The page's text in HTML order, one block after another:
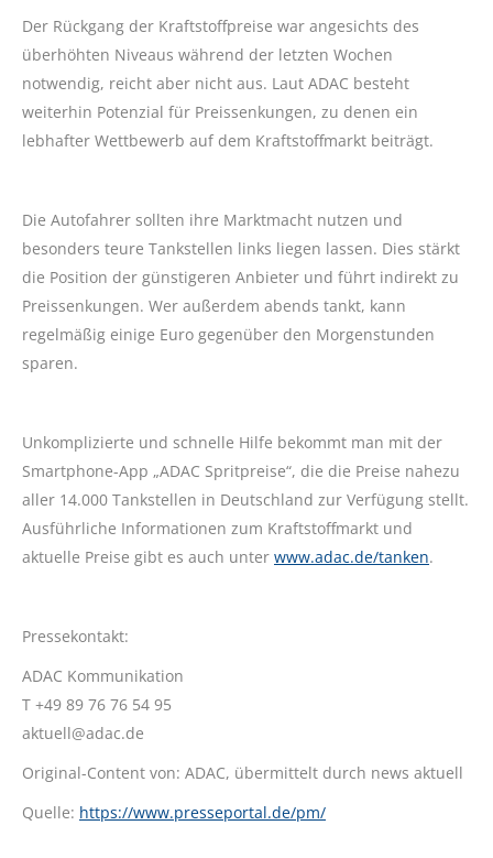
Der Rückgang der Kraftstoffpreise war angesichts des
überhöhten Niveaus während der letzten Wochen
notwendig, reicht aber nicht aus. Laut ADAC besteht
weiterhin Potenzial für Preissenkungen, zu denen ein
lebhafter Wettbewerb auf dem Kraftstoffmarkt beiträgt.
Die Autofahrer sollten ihre Marktmacht nutzen und
besonders teure Tankstellen links liegen lassen. Dies stärkt
die Position der günstigeren Anbieter und führt indirekt zu
Preissenkungen. Wer außerdem abends tankt, kann
regelmäßig einige Euro gegenüber den Morgenstunden
sparen.
Unkomplizierte und schnelle Hilfe bekommt man mit der
Smartphone-App „ADAC Spritpreise“, die die Preise nahezu
aller 14.000 Tankstellen in Deutschland zur Verfügung stellt.
Ausführliche Informationen zum Kraftstoffmarkt und
aktuelle Preise gibt es auch unter www.adac.de/tanken.
Pressekontakt:
ADAC Kommunikation
T +49 89 76 76 54 95
aktuell@adac.de
Original-Content von: ADAC, übermittelt durch news aktuell
Quelle: https://www.presseportal.de/pm/